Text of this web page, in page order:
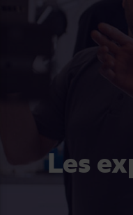
Les experts du volet